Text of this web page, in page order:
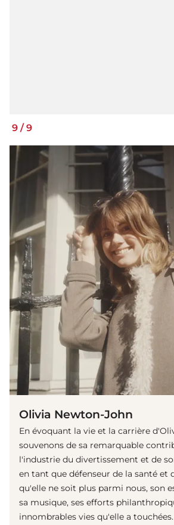
9 / 9
Olivia Newton-John
En évoquant la vie et la carrière
souvenons de sa remarquable
l'industrie du divertissement et de
en tant que défenseur de la santé et
qu'elle ne soit plus parmi nous, son
sa musique, ses efforts
innombrables vies qu'elle a touchées.